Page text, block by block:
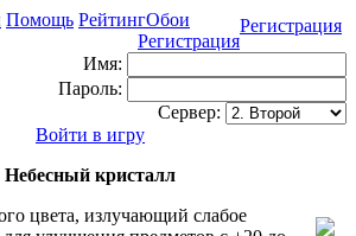
Регистрация
Помощь РейтингОбои
Регистрация
Имя:
Пароль:
Сервер:
Войти в игру
Небесный кристалл
цвета, излучающий слабое